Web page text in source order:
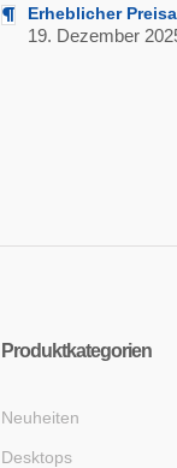
Erheblicher
19. Dezember
Produktkategorien
Neuheiten
Desktops